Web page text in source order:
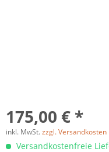
175,00 € *
inkl. MwSt.zzgl. Versandkosten
Versandkostenfreie